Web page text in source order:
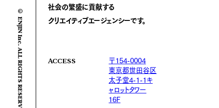
© ENJIN Inc. ALL RIGHTS RESERVED.
社会の繁盛に貢献する
クリエイティブエージェンシーです。
ACCESS
〒154-0004
東京都世田谷区
太子堂4-1-1キ
ャロットタワー
16F